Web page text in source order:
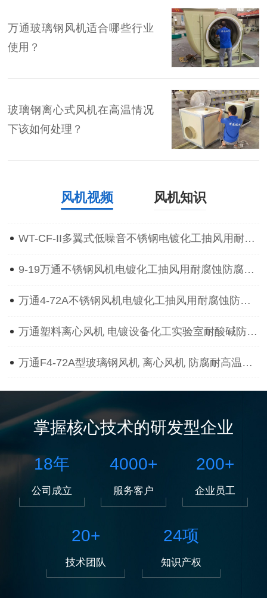
万通玻璃钢风机适合哪些行业
使用？
玻璃钢离心式风机在高温情况
下该如何处理？
风机视频 风机知识
WT-CF-II多翼式低噪音不锈钢电镀化工抽风用耐腐蚀防腐离心通风机
9-19万通不锈钢风机电镀化工抽风用耐腐蚀防腐防爆离心通风机
万通4-72A不锈钢风机电镀化工抽风用耐腐蚀防腐防爆离心通风机
万通塑料离心风机 电镀设备化工实验室耐酸碱防腐蚀抽风用通风机
万通F4-72A型玻璃钢风机 离心风机 防腐耐高温离心风机
掌握核心技术的研发型企业
18年
公司成立
4000+
服务客户
200+
企业员工
20+
技术团队
24项
知识产权